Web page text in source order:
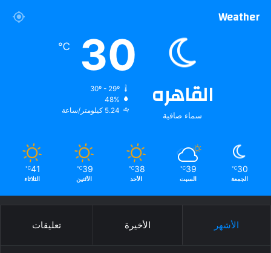
Weather
القاهره
سماء صافية
30
℃
30º - 29º
48%
5.24 كيلومتر/ساعة
30
℃
الجمعة
39
℃
السبت
38
℃
الأحد
39
℃
الأثنين
41
℃
الثلاثاء
الأشهر الأخيرة تعليقات